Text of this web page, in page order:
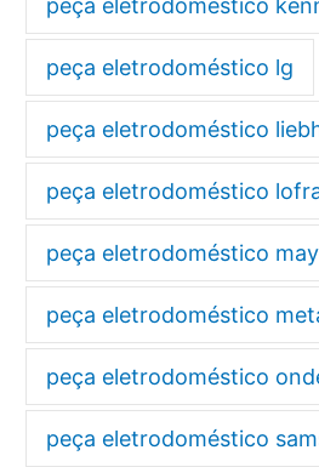
peça eletrodoméstico lg
peça eletrodoméstico
peça eletrodoméstico
peça eletrodoméstico
peça eletrodoméstico
peça eletrodoméstico
peça eletrodoméstico